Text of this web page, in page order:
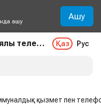
ашу Ашу
Төленетін қызметтер . Ұялы телефон Қаз Рус
қызмет пен